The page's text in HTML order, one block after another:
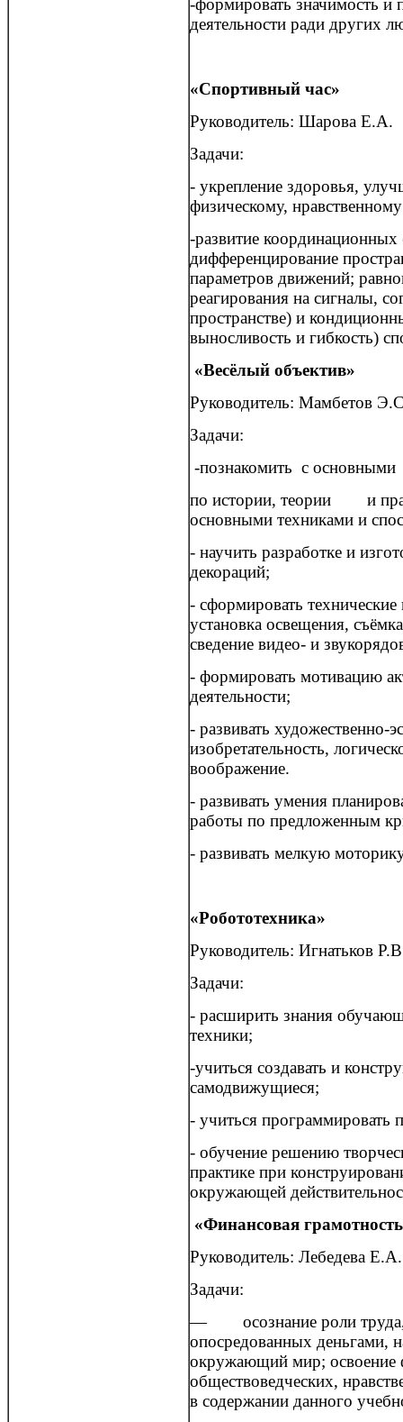
деятельности ради других
«Спортивный час»
Руководитель: Шарова Е.А.
Задачи:
- укрепление здоровья,
физическому,
-развитие координационных
дифференцирование
параметров движений;
реагирования на сигналы,
пространстве) и
выносливость и гибкость)
«Весёлый объектив»
Руководитель: Мамбетов
Задачи:
-познакомить с
по истории, теории и
основными техниками и
- научить разработке и
декораций;
- сформировать
установка освещения,
сведение видео- и
- формировать мотивацию
деятельности;
- развивать художественно-
изобретательность,
воображение.
- развивать умения
работы по предложенным
- развивать мелкую
«Робототехника»
Руководитель: Игнатьков
Задачи:
- расширить знания
техники;
-учиться создавать и
самодвижущиеся;
- учиться программировать
- обучение решению
практике при
окружающей
«Финансовая
Руководитель: Лебедева
Задачи:
— осознание роли труда,
опосредованных деньгами,
окружающий мир; освоение
обществоведческих,
в содержании данного